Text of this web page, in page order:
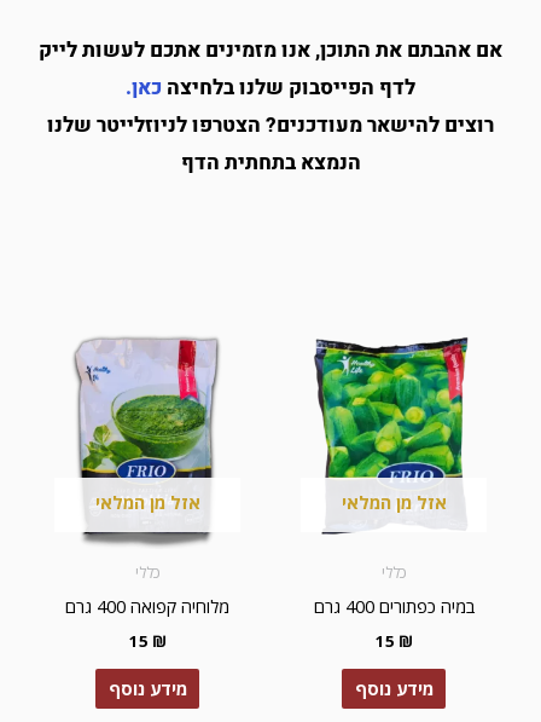
אם אהבתם את התוכן, אנו מזמינים אתכם לעשות לייק
לדף הפייסבוק שלנו בלחיצה כאן.
רוצים להישאר מעודכנים? הצטרפו לניוזלייטר שלנו
הנמצא בתחתית הדף
אזל מן המלאי
כללי
במיה כפתורים 400 גרם
15 ₪
מידע נוסף
אזל מן המלאי
כללי
מלוחיה קפואה 400 גרם
15 ₪
מידע נוסף